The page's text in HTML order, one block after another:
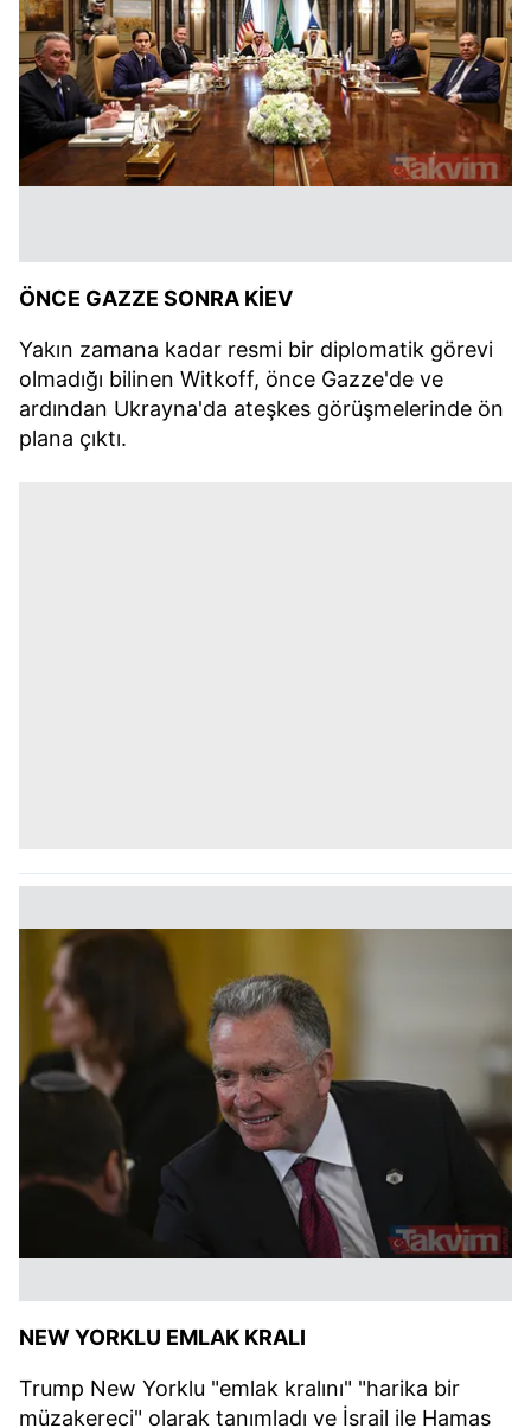
ÖNCE GAZZE SONRA KİEV
Yakın zamana kadar resmi bir diplomatik görevi
olmadığı bilinen Witkoff, önce Gazze'de ve
ardından Ukrayna'da ateşkes görüşmelerinde ön
plana çıktı.
NEW YORKLU EMLAK KRALI
Trump New Yorklu "emlak kralını" "harika bir
müzakereci" olarak tanımladı ve İsrail ile Hamas